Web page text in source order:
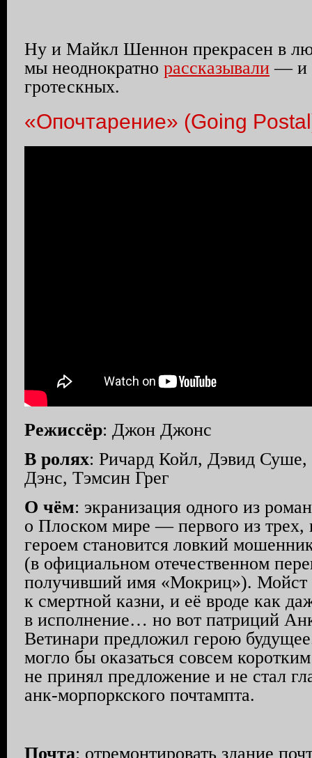
Ну и Майкл Шеннон прекрасен в
мы неоднократно рассказывали — и
гротескных.
«Опочтарение» (Going
Режиссёр: Джон Джонс
В ролях: Ричард Койл, Дэвид
Дэнс, Тэмсин Грег
О чём: экранизация одного из
о Плоском мире — первого из трех,
героем становится ловкий
(в официальном отечественном
получивший имя «Мокриц»). Мойст
к смертной казни, и её вроде как
в исполнение… но вот патриций
Ветинари предложил герою
могло бы оказаться совсем
не принял предложение и не стал
анк-морпоркского почтампта.
Почта: отремонтировать здание